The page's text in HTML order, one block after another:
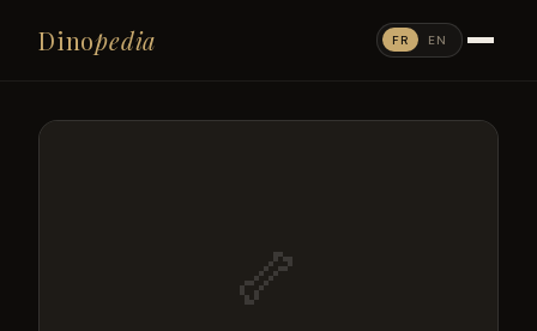
Dinopedia FR EN
🦴